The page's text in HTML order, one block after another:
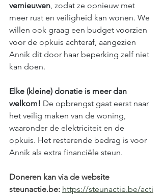
vernieuwen, zodat ze opnieuw met
meer rust en veiligheid kan wonen. We
willen ook graag een budget voorzien
voor de opkuis achteraf, aangezien
Annik dit door haar beperking zelf niet
kan doen.
Elke (kleine) donatie is meer dan
welkom! De opbrengst gaat eerst naar
het veilig maken van de woning,
waaronder de elektriciteit en de
opkuis. Het resterende bedrag is voor
Annik als extra financiële steun.
Doneren kan via de website
steunactie.be: https://steunactie.be/acti